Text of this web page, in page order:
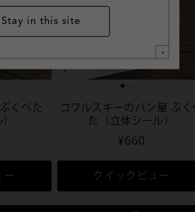
くぺた
ー
コワルスキーのパン屋 ぷ
た（立体シール）
通
常
価
格
¥660
クイックビュー
Stay in this site